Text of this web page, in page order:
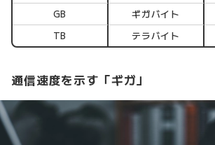
GB
ギガバイト
TB
テラバイト
通信速度を示す「ギガ」